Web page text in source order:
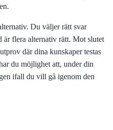
Du väljer rätt svar
flera alternativ rätt. Mot slutet
där dina kunskaper testas
du möjlighet att, under din
ifall du vill gå igenom den